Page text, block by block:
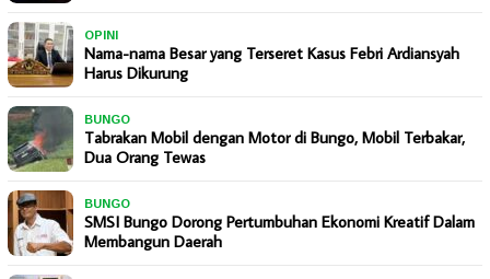
OPINI
Nama-nama Besar yang Terseret Kasus Febri Ardiansyah
Harus Dikurung
BUNGO
Tabrakan Mobil dengan Motor di Bungo, Mobil Terbakar,
Dua Orang Tewas
BUNGO
SMSI Bungo Dorong Pertumbuhan Ekonomi Kreatif Dalam
Membangun Daerah